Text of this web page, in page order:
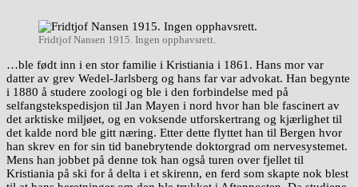
Fridtjof Nansen 1915. Ingen opphavsrett.
…ble født inn i en stor familie i Kristiania i 1861. Hans mor var
datter av grev Wedel-Jarlsberg og hans far var advokat. Han begynte
i 1880 å studere zoologi og ble i den forbindelse med på
selfangstekspedisjon til Jan Mayen i nord hvor han ble fascinert av
det arktiske miljøet, og en voksende utforskertrang og kjærlighet til
det kalde nord ble gitt næring. Etter dette flyttet han til Bergen hvor
han skrev en for sin tid banebrytende doktorgrad om nervesystemet.
Mens han jobbet på denne tok han også turen over fjellet til
Kristiania på ski for å delta i et skirenn, en ferd som skapte nok blest